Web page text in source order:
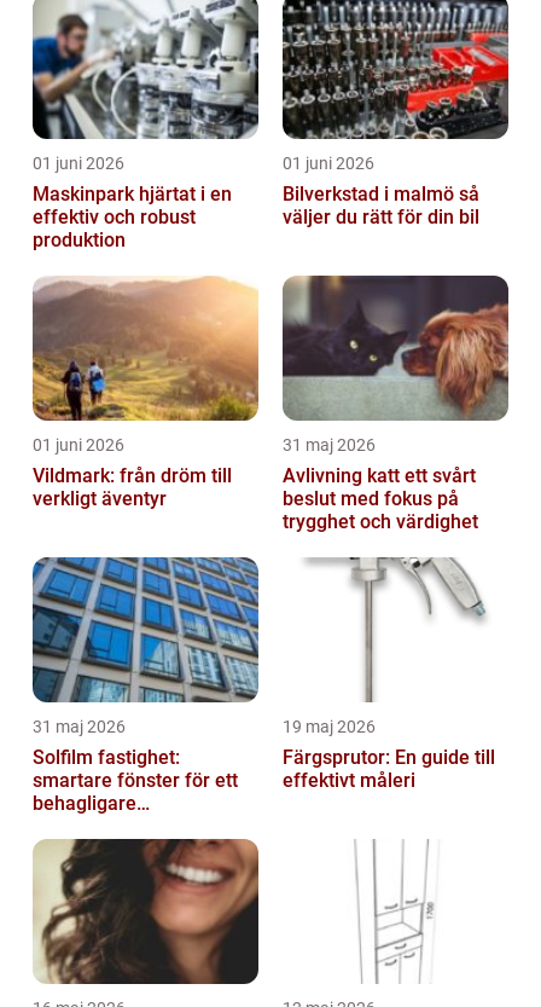
01 juni 2026
Maskinpark hjärtat i en
effektiv och robust
produktion
01 juni 2026
Bilverkstad i malmö så
väljer du rätt för din bil
01 juni 2026
Vildmark: från dröm till
verkligt äventyr
31 maj 2026
Avlivning katt ett svårt
beslut med fokus på
trygghet och värdighet
31 maj 2026
Solfilm fastighet:
smartare fönster för ett
behagligare
19 maj 2026
Färgsprutor: En guide till
effektivt måleri